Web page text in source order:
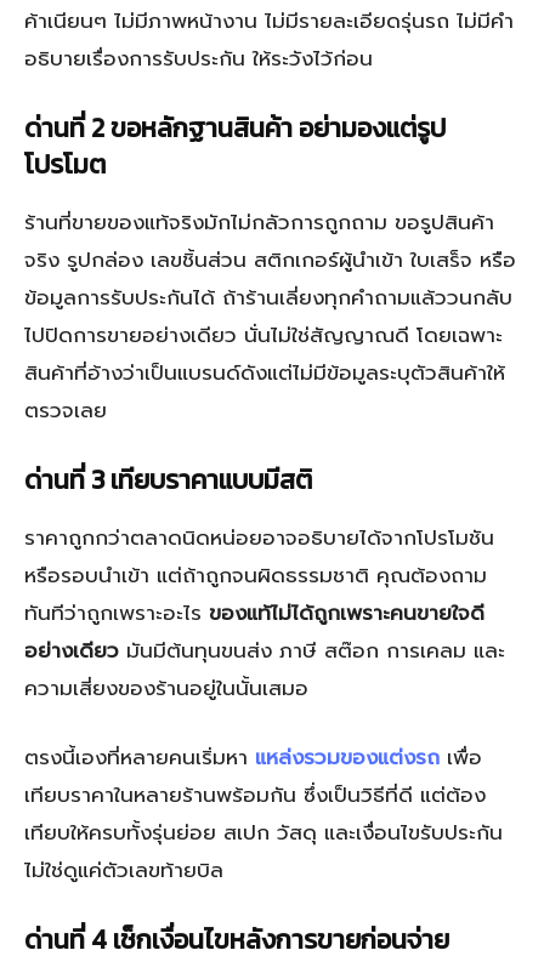
ค้าเนียนๆ ไม่มีภาพหน้างาน ไม่มีรายละเอียดรุ่นรถ ไม่มีคำ
อธิบายเรื่องการรับประกัน ให้ระวังไว้ก่อน
ด่านที่ 2 ขอหลักฐานสินค้า อย่ามองแต่รูป
โปรโมต
ร้านที่ขายของแท้จริงมักไม่กลัวการถูกถาม ขอรูปสินค้า
จริง รูปกล่อง เลขชิ้นส่วน สติกเกอร์ผู้นำเข้า ใบเสร็จ หรือ
ข้อมูลการรับประกันได้ ถ้าร้านเลี่ยงทุกคำถามแล้ววนกลับ
ไปปิดการขายอย่างเดียว นั่นไม่ใช่สัญญาณดี โดยเฉพาะ
สินค้าที่อ้างว่าเป็นแบรนด์ดังแต่ไม่มีข้อมูลระบุตัวสินค้าให้
ตรวจเลย
ด่านที่ 3 เทียบราคาแบบมีสติ
ราคาถูกกว่าตลาดนิดหน่อยอาจอธิบายได้จากโปรโมชัน
หรือรอบนำเข้า แต่ถ้าถูกจนผิดธรรมชาติ คุณต้องถาม
ทันทีว่าถูกเพราะอะไร ของแท้ไม่ได้ถูกเพราะคนขายใจดี
อย่างเดียว มันมีต้นทุนขนส่ง ภาษี สต๊อก การเคลม และ
ความเสี่ยงของร้านอยู่ในนั้นเสมอ
ตรงนี้เองที่หลายคนเริ่มหา แหล่งรวมของแต่งรถ เพื่อ
เทียบราคาในหลายร้านพร้อมกัน ซึ่งเป็นวิธีที่ดี แต่ต้อง
เทียบให้ครบทั้งรุ่นย่อย สเปก วัสดุ และเงื่อนไขรับประกัน
ไม่ใช่ดูแค่ตัวเลขท้ายบิล
ด่านที่ 4 เช็กเงื่อนไขหลังการขายก่อนจ่าย